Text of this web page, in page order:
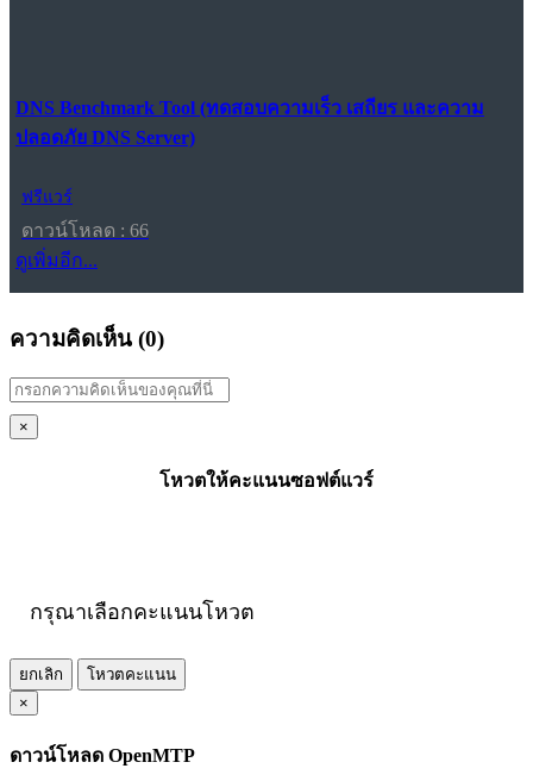
DNS Benchmark Tool (ทดสอบความเร็ว เสถียร และความ
ปลอดภัย DNS Server)
ฟรีแวร์
ดาวน์โหลด : 66
ดูเพิ่มอีก...
ความคิดเห็น (0)
×
โหวตให้คะแนนซอฟต์แวร์
กรุณาเลือกคะแนนโหวต
ยกเลิก
โหวตคะแนน
×
ดาวน์โหลด OpenMTP